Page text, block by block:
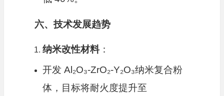
六、技术发展趋势
纳米改性材料：
开发 Al₂O₃-ZrO₂-Y₂O₃纳米复合粉
体，目标将耐火度提升至